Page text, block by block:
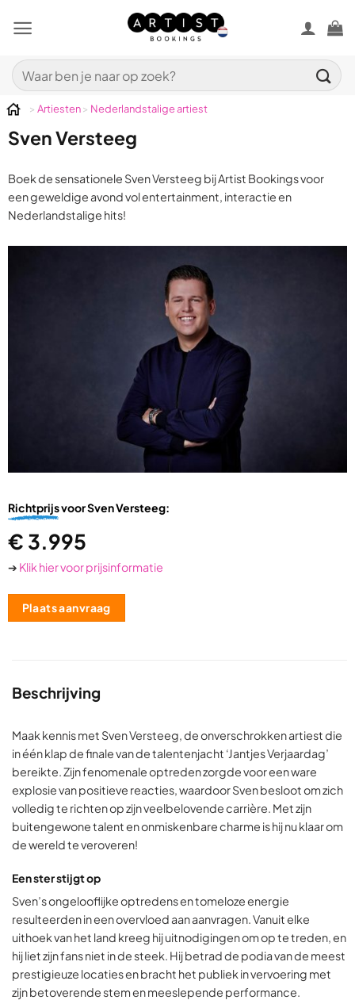
naar
Zoeken
naar:
> Artiesten> Nederlandstalige artiest
Sven Versteeg
Boek de sensationele Sven Versteeg bij Artist Bookings voor
een geweldige avond vol entertainment, interactie en
Nederlandstalige hits!
Richtprijsvoor Sven Versteeg:
€ 3.995
➔ Klik hier voor prijsinformatie
Plaats aanvraag
Beschrijving
Maak kennis met Sven Versteeg, de onverschrokken artiest die
in één klap de finale van de talentenjacht ‘Jantjes Verjaardag’
bereikte. Zijn fenomenale optreden zorgde voor een ware
explosie van positieve reacties, waardoor Sven besloot om zich
volledig te richten op zijn veelbelovende carrière. Met zijn
buitengewone talent en onmiskenbare charme is hij nu klaar om
de wereld te veroveren!
Een ster stijgt op
Sven’s ongelooflijke optredens en tomeloze energie
resulteerden in een overvloed aan aanvragen. Vanuit elke
uithoek van het land kreeg hij uitnodigingen om op te treden, en
hij liet zijn fans niet in de steek. Hij betrad de podia van de meest
prestigieuze locaties en bracht het publiek in vervoering met
zijn betoverende stem en meeslepende performance.